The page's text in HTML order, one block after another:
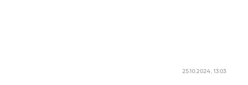
25.10.2024, 13:03